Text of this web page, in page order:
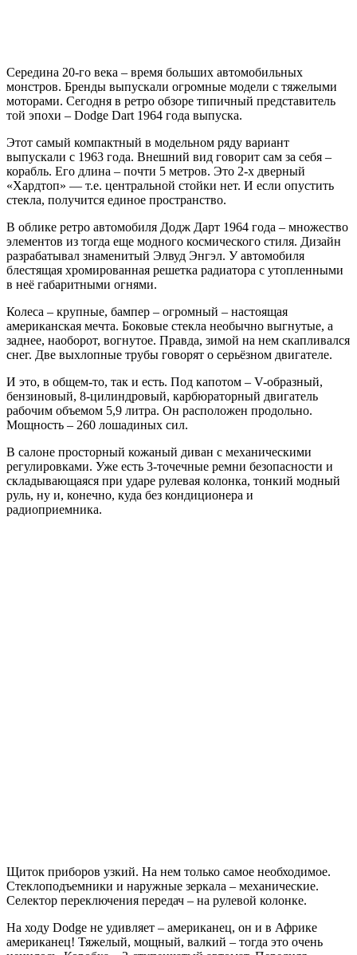
Середина 20-го века – время больших автомобильных
монстров. Бренды выпускали огромные модели с тяжелыми
моторами. Сегодня в ретро обзоре типичный представитель
той эпохи – Dodge Dart 1964 года выпуска.
Этот самый компактный в модельном ряду вариант
выпускали с 1963 года. Внешний вид говорит сам за себя –
корабль. Его длина – почти 5 метров. Это 2-х дверный
«Хардтоп» — т.е. центральной стойки нет. И если опустить
стекла, получится единое пространство.
В облике ретро автомобиля Додж Дарт 1964 года – множество
элементов из тогда еще модного космического стиля. Дизайн
разрабатывал знаменитый Элвуд Энгэл. У автомобиля
блестящая хромированная решетка радиатора с утопленными
в неё габаритными огнями.
Колеса – крупные, бампер – огромный – настоящая
американская мечта. Боковые стекла необычно выгнутые, а
заднее, наоборот, вогнутое. Правда, зимой на нем скапливался
снег. Две выхлопные трубы говорят о серьёзном двигателе.
И это, в общем-то, так и есть. Под капотом – V-образный,
бензиновый, 8-цилиндровый, карбюраторный двигатель
рабочим объемом 5,9 литра. Он расположен продольно.
Мощность – 260 лошадиных сил.
В салоне просторный кожаный диван с механическими
регулировками. Уже есть 3-точечные ремни безопасности и
складывающаяся при ударе рулевая колонка, тонкий модный
руль, ну и, конечно, куда без кондиционера и
радиоприемника.
Щиток приборов узкий. На нем только самое необходимое.
Стеклоподъемники и наружные зеркала – механические.
Селектор переключения передач – на рулевой колонке.
На ходу Dodge не удивляет – американец, он и в Африке
американец! Тяжелый, мощный, валкий – тогда это очень